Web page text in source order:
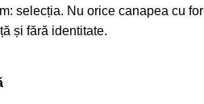
selecția. Nu orice canapea cu
și fără identitate.